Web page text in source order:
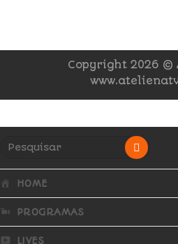
Copyright 2026 ©
HOME
PROGRAMAS
LIVES